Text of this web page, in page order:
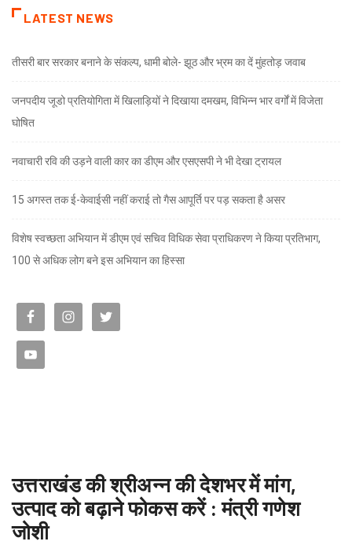
LATEST NEWS
तीसरी बार सरकार बनाने के संकल्प, धामी बोले- झूठ और भ्रम का दें मुंहतोड़ जवाब
जनपदीय जूडो प्रतियोगिता में खिलाड़ियों ने दिखाया दमखम, विभिन्न भार वर्गों में विजेता
घोषित
नवाचारी रवि की उड़ने वाली कार का डीएम और एसएसपी ने भी देखा ट्रायल
15 अगस्त तक ई-केवाईसी नहीं कराई तो गैस आपूर्ति पर पड़ सकता है असर
विशेष स्वच्छता अभियान में डीएम एवं सचिव विधिक सेवा प्राधिकरण ने किया प्रतिभाग,
100 से अधिक लोग बने इस अभियान का हिस्सा
उत्तराखंड की श्रीअन्न की देशभर में मांग,
उत्पाद को बढ़ाने फोकस करें : मंत्री गणेश
जोशी